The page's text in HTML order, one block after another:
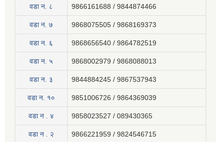
वडा न. ८ 9866161688 / 9844874466
वडा न. ७ 9868075505 / 9868169373
वडा न. ६ 9868656540 / 9864782519
वडा न. ५ 9868002979 / 9868088013
वडा न. ३ 9844884245 / 9867537943
वडा न. १० 9851006726 / 9864369039
वडा न . ४ 9858023527 / 089430365
वडा न . २ 9866221959 / 9824546715